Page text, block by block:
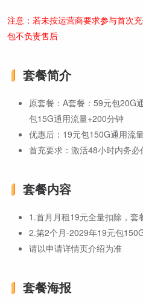
注意：若未按运营商要求参与首次
包不负责售后
套餐简介
原套餐：A套餐：59元包20G
包15G通用流量+200分钟
优惠后：19元包150G通用流
首充要求：激活48小时内务
套餐内容
1.首月月租19元全量扣除，套
2.第2个月-2029年19元包
请以申请详情页介绍为准
套餐海报